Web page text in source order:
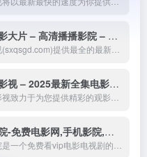
最新电影大片 – 高清播播影院 – 最新好看的电视剧免费在线观看 _ 玄天影视-玄天影视(sxqsgd.com)提供最全的最新电影大片，最热电视剧，韩国电视剧、香港TVB电视剧、韩剧、日剧、美剧、综艺、动漫的在线观看，无需下载任何播放器即可在线免费观看，每天第一时间更新，欢迎影迷到玄天
大师兄影视 – 2025最新全集电影电视剧_高清短剧视频免费在线观看-大师兄影视致力于为您提供精彩的观影选择，包括热门电影、电视剧、短剧、最新综艺节目和经典动漫。我们实时更新影片，确保您能享受最新、最全面的在线电影免费观看，更多高清资源尽在大师兄影院网。
龙腾影院-免费电影网,手机影院,高清影视大全-龙腾影院是一个免费看vip电影电视剧的网站，拥有海量、优质、高清电影和好看的电视剧，搞笑综艺及新番动漫，无须会员即可无广告观看全网影视作品，看电影来龙腾影院准没错。